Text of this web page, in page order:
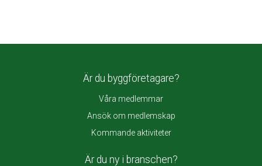
Är du byggföretagare?
Våra medlemmar
Ansök om medlemskap
Kommande aktiviteter
Är du ny i branschen?